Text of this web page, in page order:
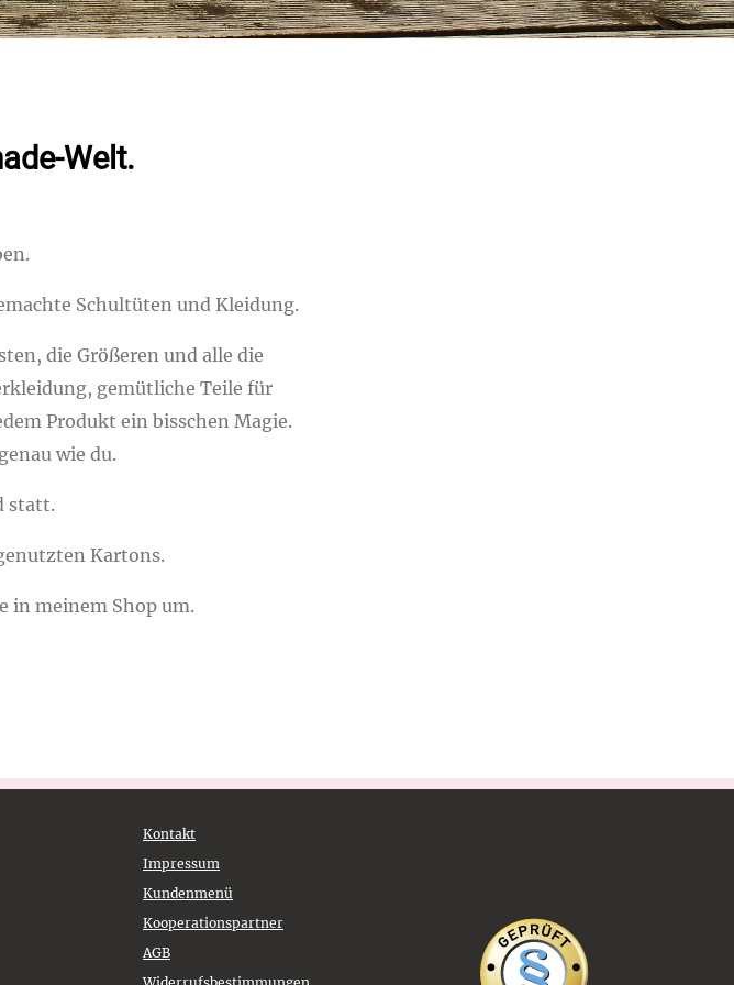
Welt.
Schultüten und Kleidung.
die Größeren und alle die
gemütliche Teile für
Produkt ein bisschen Magie.
wie du.
statt.
Kartons.
in meinem Shop um.
Kontakt
Impressum
Kundenmenü
Kooperationspartner
AGB